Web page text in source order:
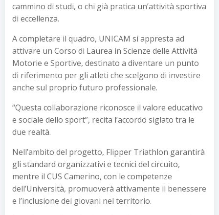
cammino di studi, o chi già pratica un’attività sportiva
di eccellenza.
A completare il quadro, UNICAM si appresta ad
attivare un Corso di Laurea in Scienze delle Attività
Motorie e Sportive, destinato a diventare un punto
di riferimento per gli atleti che scelgono di investire
anche sul proprio futuro professionale.
“Questa collaborazione riconosce il valore educativo
e sociale dello sport”, recita l’accordo siglato tra le
due realtà.
Nell’ambito del progetto, Flipper Triathlon garantirà
gli standard organizzativi e tecnici del circuito,
mentre il CUS Camerino, con le competenze
dell’Università, promuoverà attivamente il benessere
e l’inclusione dei giovani nel territorio.